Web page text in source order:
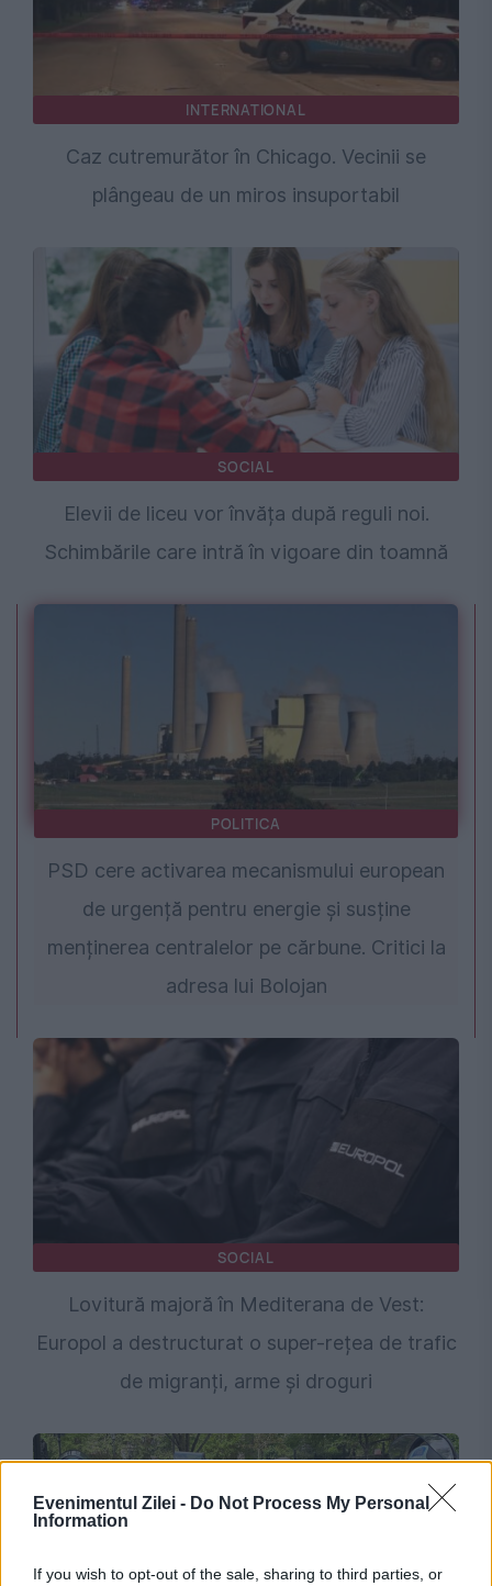
Evenimentul Zilei - Do Not Process My Personal
Information
If you wish to opt-out of the sale, sharing to third parties, or
INTERNATIONAL
Caz cutremurător în Chicago. Vecinii se
plângeau de un miros insuportabil
SOCIAL
Elevii de liceu vor învăța după reguli noi.
Schimbările care intră în vigoare din toamnă
POLITICA
PSD cere activarea mecanismului european
de urgență pentru energie și susține
menținerea centralelor pe cărbune. Critici la
adresa lui Bolojan
SOCIAL
Lovitură majoră în Mediterana de Vest:
Europol a destructurat o super-rețea de trafic
de migranți, arme și droguri